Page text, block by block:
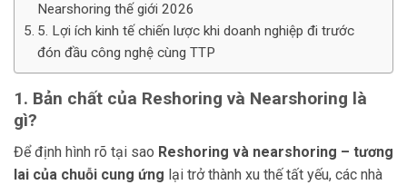
Nearshoring thế giới 2026
5. Lợi ích kinh tế chiến lược khi doanh nghiệp đi trước
đón đầu công nghệ cùng TTP
1. Bản chất của Reshoring và Nearshoring là
gì?
Để định hình rõ tại sao Reshoring và nearshoring – tương
lai của chuỗi cung ứng lại trở thành xu thế tất yếu, các nhà